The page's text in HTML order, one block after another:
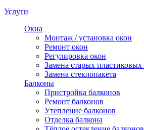
Услуги
Окна
Монтаж / установка окон
Ремонт окон
Регулировка окон
Замена старых пластиковых
Замена стеклопакета
Балконы
Пристройка балконов
Ремонт балконов
Утепление балконов
Отделка балкона